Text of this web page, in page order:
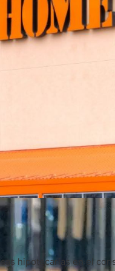
hipotecarias en el